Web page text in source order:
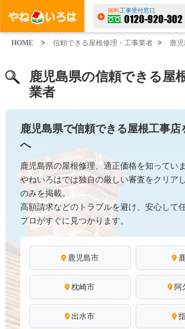
無料工事受付窓口
HOME > 信頼できる屋根修理・工事業者 > 鹿
鹿児島県の信頼できる屋
業者
鹿児島県で信頼できる屋根工事店
へ
鹿児島県の屋根修理、適正価格を知ってい
やねいろはでは独自の厳しい審査をクリア
のみを掲載。
高額請求などのトラブルを避け、安心して
プロがすぐに見つかります。
鹿児島市
枕崎市 阿
出水市